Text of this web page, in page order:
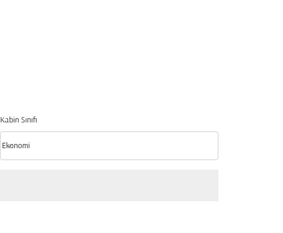
Kabin Sınıfı
Kabin Sınıfı option Ekonomi Selected
Ekonomi
keyboard_arrow_down